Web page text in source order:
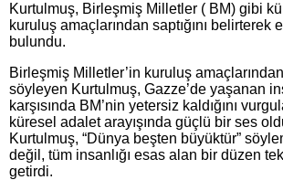
Kurtulmuş, Birleşmiş Milletler ( BM) gibi
kuruluş amaçlarından saptığını belirterek
bulundu.
Birleşmiş Milletler’in kuruluş amaçlarından
söyleyen Kurtulmuş, Gazze’de yaşanan
karşısında BM’nin yetersiz kaldığını
küresel adalet arayışında güçlü bir ses
Kurtulmuş, “Dünya beşten büyüktür”
değil, tüm insanlığı esas alan bir düzen
getirdi.